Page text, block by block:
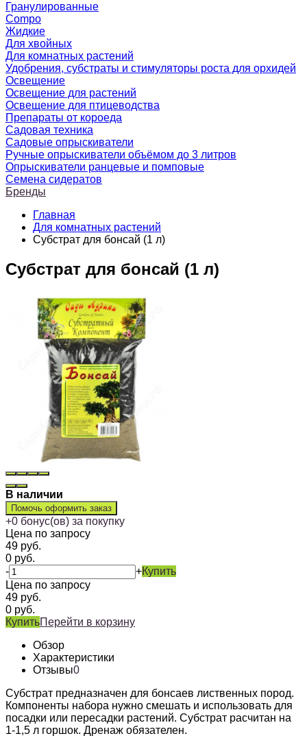
Гранулированные
Compo
Жидкие
Для хвойных
Для комнатных растений
Удобрения, субстраты и стимуляторы роста для орхидей
Освещение
Освещение для растений
Освещение для птицеводства
Препараты от короеда
Садовая техника
Садовые опрыскиватели
Ручные опрыскиватели объёмом до 3 литров
Опрыскиватели ранцевые и помповые
Семена сидератов
Бренды
Главная
Для комнатных растений
Субстрат для бонсай (1 л)
Субстрат для бонсай (1 л)
В наличии
Помочь оформить заказ
+0 бонус(ов) за покупку
Цена по запросу
49 руб.
0 руб.
-
+Купить
Цена по запросу
49 руб.
0 руб.
КупитьПерейти в корзину
Обзор
Характеристики
Отзывы0
Субстрат предназначен для бонсаев лиственных пород.
Компоненты набора нужно смешать и использовать для
посадки или пересадки растений. Субстрат расчитан на
1-1,5 л горшок. Дренаж обязателен.